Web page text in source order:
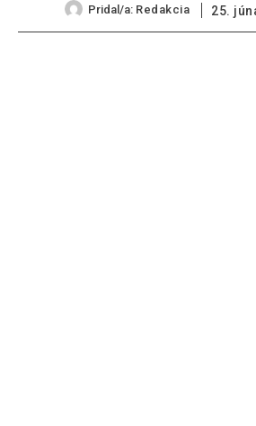
Pridal/a: Redakcia 25.